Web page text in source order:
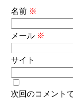
名前 ※
メール ※
サイト
次回のコメント